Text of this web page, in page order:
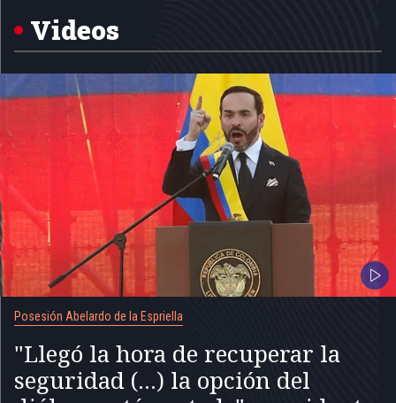
Videos
Posesión Abelardo de la Espriella
"Llegó la hora de recuperar la
seguridad (...) la opción del